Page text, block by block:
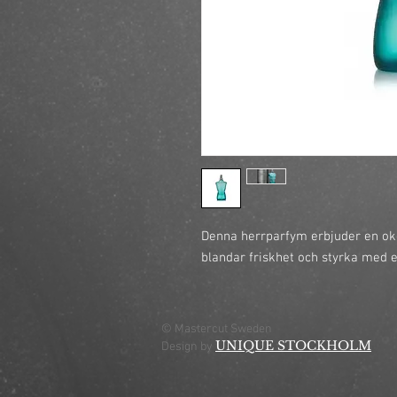
Denna herrparfym erbjuder en
blandar friskhet och styrka med
© Mastercut Sweden
Design by UNIQUE STOCKHOLM